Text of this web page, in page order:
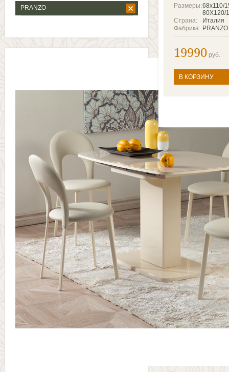
PRANZO
68x110/
80Х120/
Размеры:
Италия
Страна:
PRANZO
Фабрика:
19990 руб.
В КОРЗИНУ